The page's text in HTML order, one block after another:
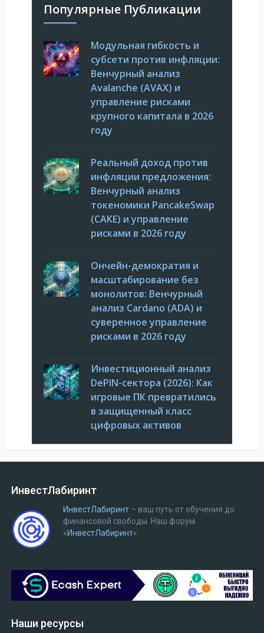
Популярные Публикации
Модульная гибкость и
субсети против инфляции:
Венчурный анализ
Avalanche (AVAX) и
управление рисками
крупного капитала в 2026
году
Реальный доход против
инфляции предложения:
Венчурный анализ
токеномики PancakeSwap
(CAKE) и управление
рисками в 2026 году
Ончейн-демократия и
масштабирование без
монолитов: Венчурный
анализ Cardano (ADA) и
суверенное управление
рисками в 2026 году
Инвестиционный анализ
DePIN-сектора (2026): Как
игровые ПК превратились
в защищенный класс
цифровых активов
ИнвестЛабиринт
ИнвестЛабиринт– ваш путь от обучения до
финансовой свободы. Наш форум
«ИнвестЛабиринт«
Наши ресурсы